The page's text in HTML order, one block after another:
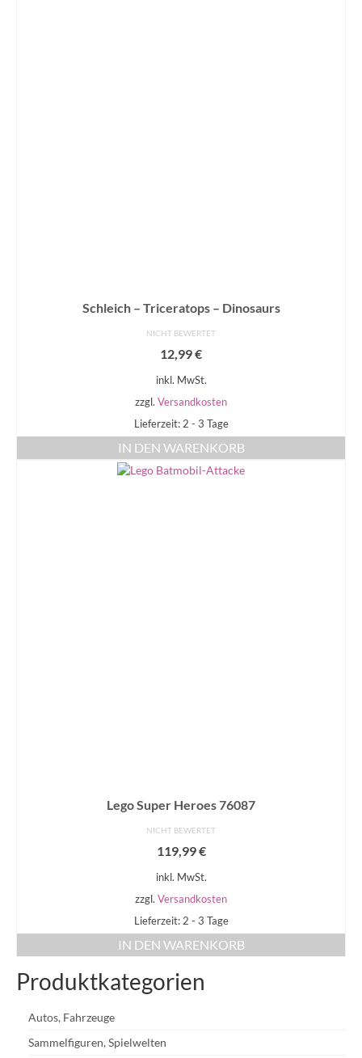
Schleich – Triceratops – Dinosaurs
NICHT BEWERTET
12,99€
inkl. MwSt.
zzgl. Versandkosten
Lieferzeit: 2 - 3 Tage
IN DEN WARENKORB
Lego Super Heroes 76087
NICHT BEWERTET
119,99€
inkl. MwSt.
zzgl. Versandkosten
Lieferzeit: 2 - 3 Tage
IN DEN WARENKORB
Produktkategorien
Autos, Fahrzeuge
Sammelfiguren, Spielwelten